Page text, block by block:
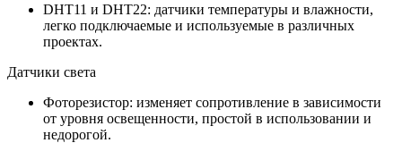
DHT11 и DHT22: датчики температуры и влажности,
легко подключаемые и используемые в различных
проектах.
Датчики света
Фоторезистор: изменяет сопротивление в зависимости
от уровня освещенности, простой в использовании и
недорогой.